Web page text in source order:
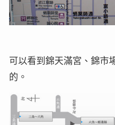
可以看到錦天滿宮、錦市
的。